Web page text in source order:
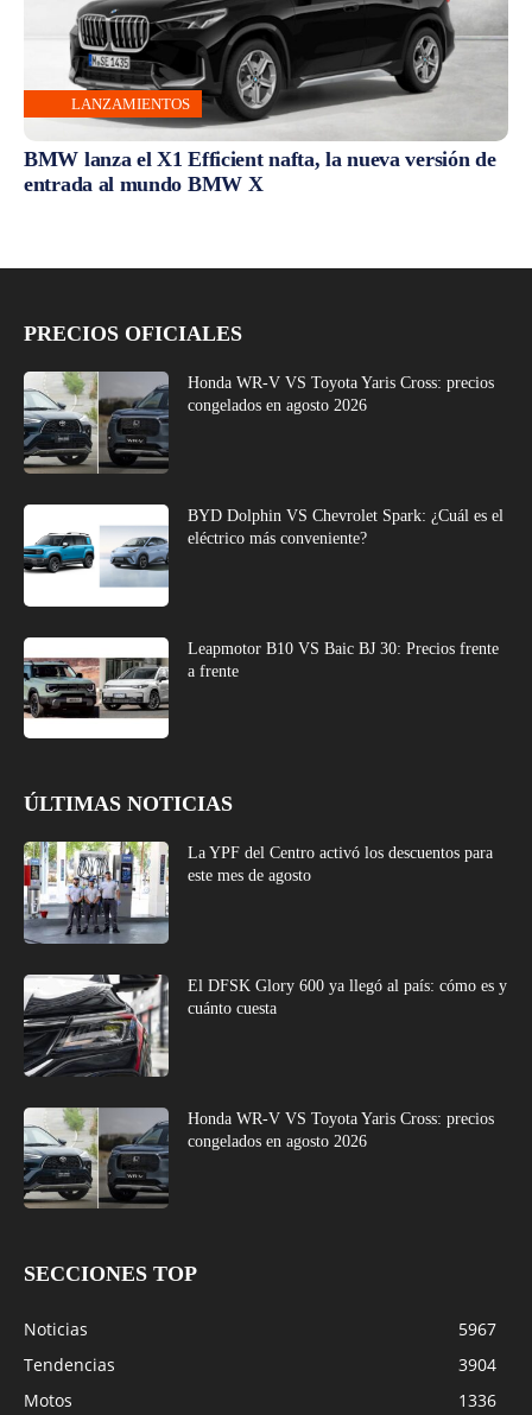
LANZAMIENTOS
BMW lanza el X1 Efficient nafta, la nueva versión de
entrada al mundo BMW X
PRECIOS OFICIALES
Honda WR-V VS Toyota Yaris Cross: precios
congelados en agosto 2026
BYD Dolphin VS Chevrolet Spark: ¿Cuál es el
eléctrico más conveniente?
Leapmotor B10 VS Baic BJ 30: Precios frente
a frente
ÚLTIMAS NOTICIAS
La YPF del Centro activó los descuentos para
este mes de agosto
El DFSK Glory 600 ya llegó al país: cómo es y
cuánto cuesta
Honda WR-V VS Toyota Yaris Cross: precios
congelados en agosto 2026
SECCIONES TOP
Noticias
5967
Tendencias
3904
Motos
1336